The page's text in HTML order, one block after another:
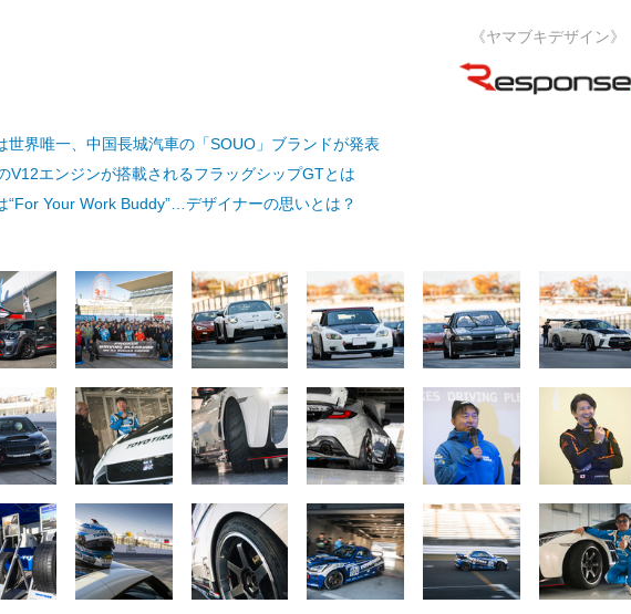
《ヤマブキデザイン》
世界唯一、中国長城汽車の「SOUO」ブランドが発表
V12エンジンが搭載されるフラッグシップGTとは
“For Your Work Buddy”…デザイナーの思いとは？